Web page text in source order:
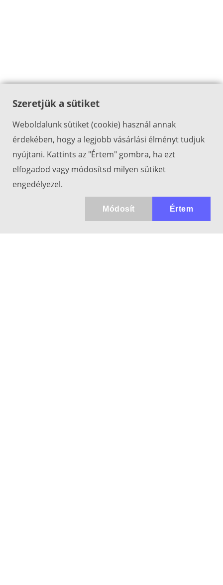
Szeretjük a sütiket
Weboldalunk sütiket (cookie) használ annak
érdekében, hogy a legjobb vásárlási élményt tudjuk
nyújtani. Kattints az "Értem" gombra, ha ezt
elfogadod vagy módosítsd milyen sütiket
engedélyezel.
Értem
Módosít